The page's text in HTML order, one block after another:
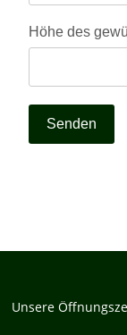
Höhe des
Senden
Unsere